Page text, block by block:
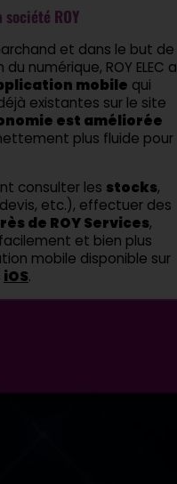
ROY
et dans le but de
numérique, ROY ELEC a
mobile qui
existantes sur le site
est améliorée
plus fluide pour
consulter les stocks,
etc.), effectuer des
de ROY Services,
et bien plus
mobile disponible sur
iOS.